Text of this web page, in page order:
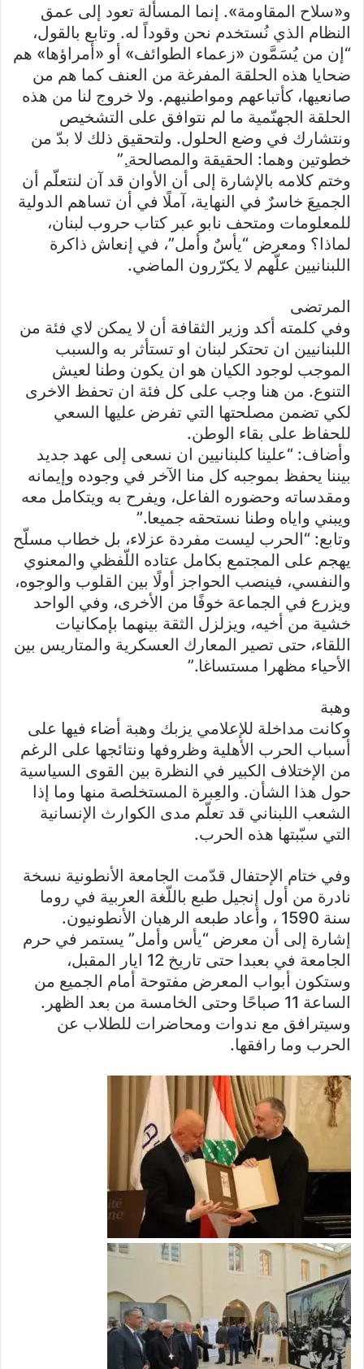
و«سلاح المقاومة». إنما المسألة تعود إلى عمق
النظام الذي نُستخدم نحن وقوداً له. وتابع بالقول،
“إن من يُسَمَّون «زعماء الطوائف» أو «أمراؤها» هم
ضحايا هذه الحلقة المفرغة من العنف كما هم من
صانعيها، كأتباعهم ومواطنيهم. ولا خروج لنا من هذه
الحلقة الجهنّمية ما لم نتوافق على التشخيص
ونتشارك في وضع الحلول. ولتحقيق ذلك لا بدّ من
خطوتين وهما: الحقيقة والمصالحة.ِ”
وختم كلامه بالإشارة إلى أن الأوان قد آن لنتعلّم أن
الجميعَ خاسرٌ في النهاية، آملًا في أن تساهم الدولية
للمعلومات ومتحف نابو عبر كتاب حروب لبنان،
لماذا؟ ومعرض “يأسٌ وأمل”، في إنعاش ذاكرة
اللبنانيين علّهم لا يكرّرون الماضي.
المرتضى
وفي كلمته أكد وزير الثقافة أن لا يمكن لاي فئة من
اللبنانيين ان تحتكر لبنان او تستأثر به والسبب
الموجب لوجود الكيان هو ان يكون وطنا لعيش
التنوع. من هنا وجب على كل فئة ان تحفظ الاخرى
لكي تضمن مصلحتها التي تفرض عليها السعي
للحفاظ على بقاء الوطن.
وأضاف: “علينا كلبنانيين ان نسعى إلى عهد جديد
بيننا يحفظ بموجبه كل منا الآخر في وجوده وإيمانه
ومقدساته وحضوره الفاعل، ويفرح به ويتكامل معه
ويبني واياه وطنا نستحقه جميعا.”
وتابع: “الحرب ليست مفردة عزلاء، بل خطاب مسلّح
يهجم على المجتمع بكامل عتاده اللّفظي والمعنوي
والنفسي، فينصب الحواجز أولًا بين القلوب والوجوه،
ويزرع في الجماعة خوفًا من الأخرى، وفي الواحد
خشية من أخيه، ويزلزل الثقة بينهما بإمكانيات
اللقاء، حتى تصير المعارك العسكرية والمتاريس بين
الأحياء مظهرا مستساغا.”
وهبة
وكانت مداخلة للإعلامي يزبك وهبة أضاء فيها على
أسباب الحرب الأهلية وظروفها ونتائجها على الرغم
من الإختلاف الكبير في النظرة بين القوى السياسية
حول هذا الشأن. والعِبرة المستخلصة منها وما إذا
الشعب اللبناني قد تعلّم مدى الكوارث الإنسانية
التي سبّبتها هذه الحرب.
وفي ختام الإحتفال قدّمت الجامعة الأنطونية نسخة
نادرة من أول إنجيل طبع باللّغة العربية في روما
سنة 1590 ، وأعاد طبعه الرهبان الأنطونيون.
إشارة إلى أن معرض “يأس وأمل” يستمر في حرم
الجامعة في بعبدا حتى تاريخ 12 ايار المقبل،
وستكون أبواب المعرض مفتوحة أمام الجميع من
الساعة 11 صباحًا وحتى الخامسة من بعد الظهر.
وسيترافق مع ندوات ومحاضرات للطلاب عن
الحرب وما رافقها.